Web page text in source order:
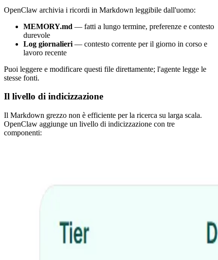
OpenClaw archivia i ricordi in Markdown leggibile dall'uomo:
MEMORY.md — fatti a lungo termine, preferenze e contesto
durevole
Log giornalieri — contesto corrente per il giorno in corso e
lavoro recente
Puoi leggere e modificare questi file direttamente; l'agente legge le
stesse fonti.
Il livello di indicizzazione
Il Markdown grezzo non è efficiente per la ricerca su larga scala.
OpenClaw aggiunge un livello di indicizzazione con tre
componenti: